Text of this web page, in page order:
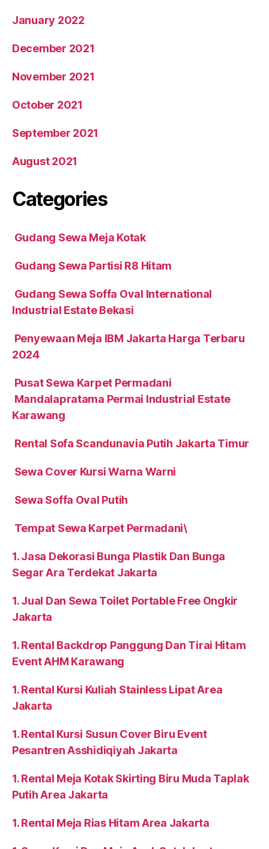
January 2022
December 2021
November 2021
October 2021
September 2021
August 2021
Categories
Gudang Sewa Meja Kotak
Gudang Sewa Partisi R8 Hitam
Gudang Sewa Soffa Oval International
Industrial Estate Bekasi
Penyewaan Meja IBM Jakarta Harga Terbaru
2024
Pusat Sewa Karpet Permadani
Mandalapratama Permai Industrial Estate
Karawang
Rental Sofa Scandunavia Putih Jakarta Timur
Sewa Cover Kursi Warna Warni
Sewa Soffa Oval Putih
Tempat Sewa Karpet Permadani\
1. Jasa Dekorasi Bunga Plastik Dan Bunga
Segar Ara Terdekat Jakarta
1. Jual Dan Sewa Toilet Portable Free Ongkir
Jakarta
1. Rental Backdrop Panggung Dan Tirai Hitam
Event AHM Karawang
1. Rental Kursi Kuliah Stainless Lipat Area
Jakarta
1. Rental Kursi Susun Cover Biru Event
Pesantren Asshidiqiyah Jakarta
1. Rental Meja Kotak Skirting Biru Muda Taplak
Putih Area Jakarta
1. Rental Meja Rias Hitam Area Jakarta